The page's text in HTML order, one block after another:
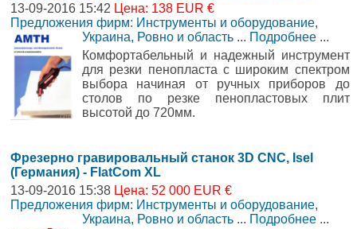
13-09-2016 15:42 Цена: 138 EUR €
Предложения фирм: Инструменты и оборудование,
Украина, Ровно и область ... Подробнее ...
Комфортабельный и надежный инструмент
для резки пенопласта с широким спектром
выбора начиная от ручных приборов до
столов по резке пенопластовых плит
высотой до 720мм.
Фрезерно гравировальный станок 3D CNC, Isel
(Германия) - FlatCom XL
13-09-2016 15:38 Цена: 52 000 EUR €
Предложения фирм: Инструменты и оборудование,
Украина, Ровно и область ... Подробнее ...